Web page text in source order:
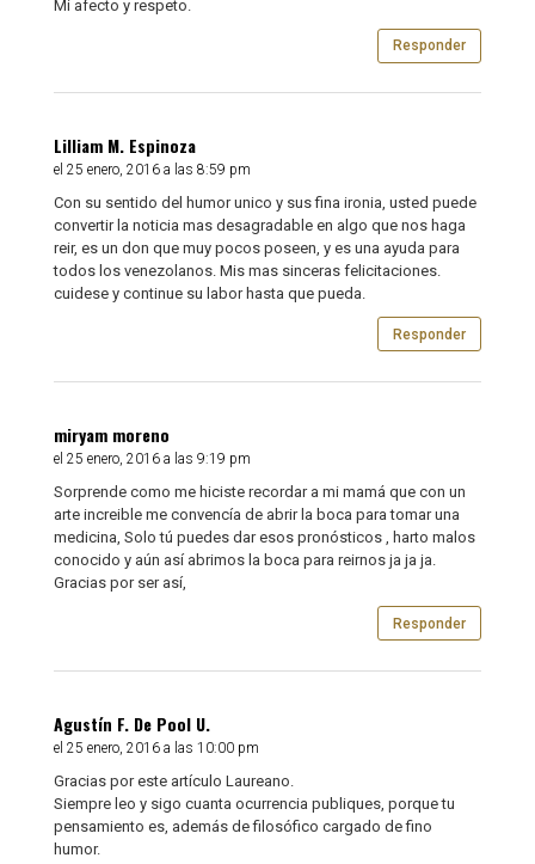
Mi afecto y respeto.
Responder
Lilliam M. Espinoza
el 25 enero, 2016 a las 8:59 pm
Con su sentido del humor unico y sus fina ironia, usted puede
convertir la noticia mas desagradable en algo que nos haga
reir, es un don que muy pocos poseen, y es una ayuda para
todos los venezolanos. Mis mas sinceras felicitaciones.
cuidese y continue su labor hasta que pueda.
Responder
miryam moreno
el 25 enero, 2016 a las 9:19 pm
Sorprende como me hiciste recordar a mi mamá que con un
arte increible me convencía de abrir la boca para tomar una
medicina, Solo tú puedes dar esos pronósticos , harto malos
conocido y aún así abrimos la boca para reirnos ja ja ja.
Gracias por ser así,
Responder
Agustín F. De Pool U.
el 25 enero, 2016 a las 10:00 pm
Gracias por este artículo Laureano.
Siempre leo y sigo cuanta ocurrencia publiques, porque tu
pensamiento es, además de filosófico cargado de fino
humor.